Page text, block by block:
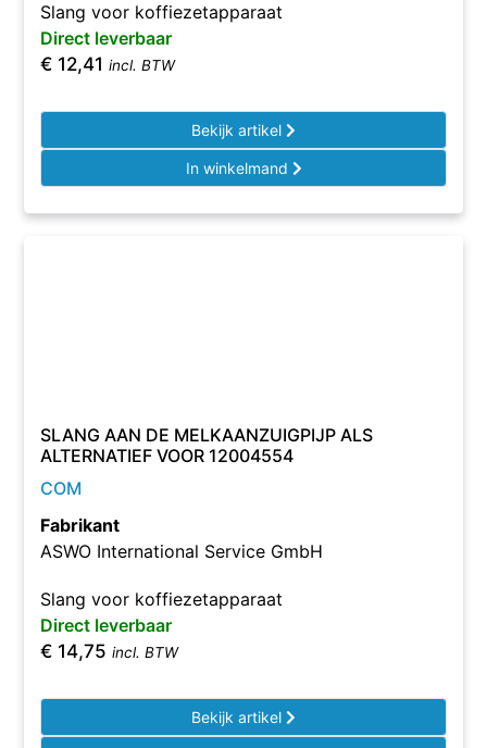
Slang voor koffiezetapparaat
Direct leverbaar
€ 12,41 incl. BTW
Bekijk artikel
In winkelmand
SLANG AAN DE MELKAANZUIGPIJP ALS
ALTERNATIEF VOOR 12004554
COM
Fabrikant
ASWO International Service GmbH
Slang voor koffiezetapparaat
Direct leverbaar
€ 14,75 incl. BTW
Bekijk artikel